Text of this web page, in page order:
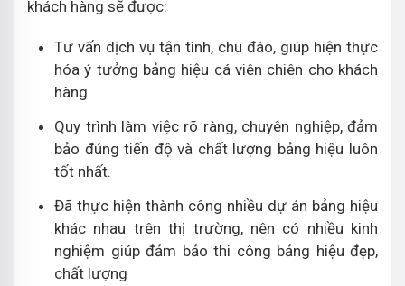
khách hàng sẽ được:
Tư vấn dịch vụ tận tình, chu đáo, giúp hiện thực
hóa ý tưởng bảng hiệu cá viên chiên cho khách
hàng.
Quy trình làm việc rõ ràng, chuyên nghiệp, đảm
bảo đúng tiến độ và chất lượng bảng hiệu luôn
tốt nhất.
Đã thực hiện thành công nhiều dự án bảng hiệu
khác nhau trên thị trường, nên có nhiều kinh
nghiệm giúp đảm bảo thi công bảng hiệu đẹp,
chất lượng